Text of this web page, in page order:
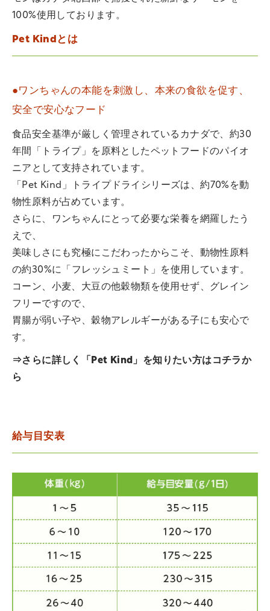
100%使用しております。
Pet Kindとは
●ワンちゃんの本能を刺激し、本来の食欲を促す、
安全で安心なフード
食品安全基準が厳しく管理されているカナダで、約30
年間「トライプ」を原料としたペットフードのパイオ
ニアとして支持されています。
「Pet Kind」トライプドライシリーズは、約70%を動
物性原料が占めています。
さらに、ワンちゃんにとって必要な栄養を網羅したう
えで、
美味しさにも究極にこだわったからこそ、動物性原料
の約30%に「フレッシュミート」を使用しています。
コーン、小麦、大豆の他穀物類を使用せず、グレイン
フリーですので、
胃腸が弱い子や、穀物アレルギーがある子にも安心で
す。
⇒さらに詳しく「Pet Kind」を知りたい方はコチラか
ら
給与目安表